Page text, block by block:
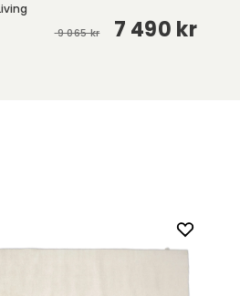
9 065 kr 7 490 kr